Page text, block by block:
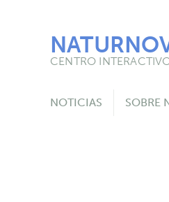
CENTRO
NOTICIAS SOBRE